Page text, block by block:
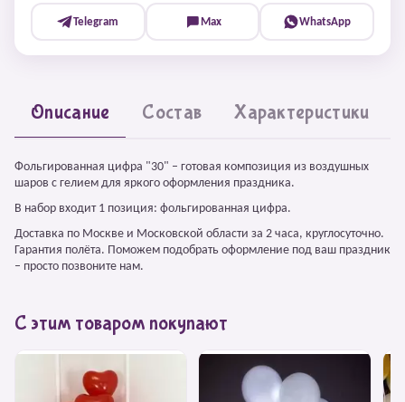
Telegram Max WhatsApp
Описание Состав Характеристики
Фольгированная цифра "30" – готовая композиция из воздушных
шаров с гелием для яркого оформления праздника.
В набор входит 1 позиция: фольгированная цифра.
Доставка по Москве и Московской области за 2 часа, круглосуточно.
Гарантия полёта. Поможем подобрать оформление под ваш праздник
– просто позвоните нам.
С этим товаром покупают